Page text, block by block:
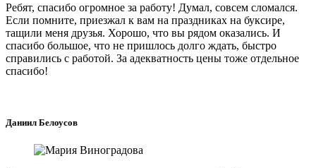
Ребят, спасибо огромное за работу! Думал, совсем сломался.
Если помните, приезжал к вам на праздниках на буксире,
тащили меня друзья. Хорошо, что вы рядом оказались. И
спасибо большое, что не пришлось долго ждать, быстро
справились с работой. За адекватность цены тоже отдельное
спасибо!
Даниил Белоусов